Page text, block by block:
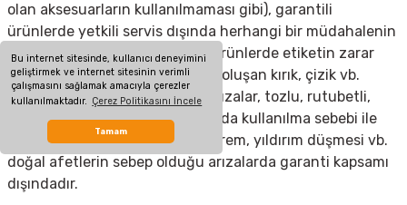
Bu internet sitesinde, kullanıcı deneyimini
geliştirmek ve internet sitesinin verimli
çalışmasını sağlamak amacıyla çerezler
kullanılmaktadır. Çerez Politikasını İncele
Tamam
olan aksesuarların kullanılmaması gibi), garantili
ürünlerde yetkili servis dışında herhangi bir müdahalenin
yapılması, garanti etiketi olan ürünlerde etiketin zarar
görmesi, cihazın dış yüzeyinde oluşan kırık, çizik vb.
nedenlerden meydana gelen arızalar, tozlu, rutubetli,
aşırı sıcak ya da soğuk ortamlarda kullanılma sebebi ile
oluşan arızalar, sel, yangın, deprem, yıldırım düşmesi vb.
doğal afetlerin sebep olduğu arızalarda garanti kapsamı
dışındadır.